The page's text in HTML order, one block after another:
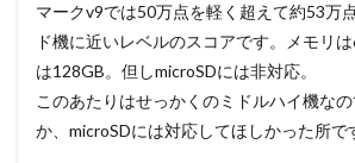
マークv9では50万点を軽く超えて約53万
ド機に近いレベルのスコアです。メモリ
は128GB。但しmicroSDには非対応。
このあたりはせっかくのミドルハイ機な
か、microSDには対応してほしかった所で